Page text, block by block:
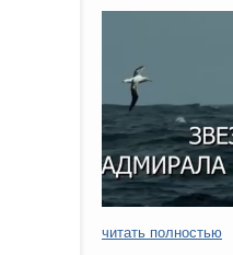
читать полностью